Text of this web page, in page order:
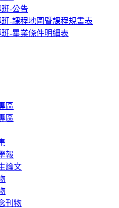
-公告
-課程地圖暨課程規畫表
-畢業條件明細表
區
區
報
論文
刊物